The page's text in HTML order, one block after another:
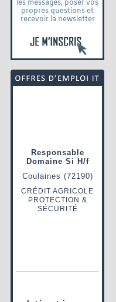
les messages, poser vos
propres questions et
recevoir la newsletter